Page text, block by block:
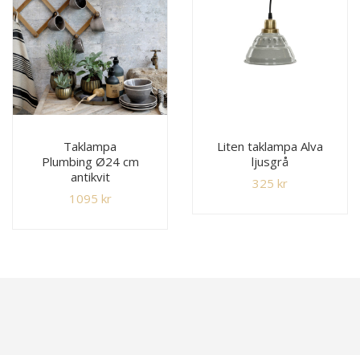
Taklampa
Plumbing Ø24 cm
antikvit
1095 kr
Liten taklampa Alva
ljusgrå
325 kr